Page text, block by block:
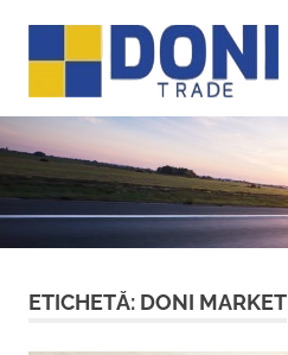
conținut
ETICHETĂ: DONI MARKET